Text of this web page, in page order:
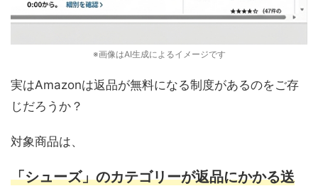
※画像はAI生成によるイメージです
実はAmazonは返品が無料になる制度があるのをご存
じだろうか？
対象商品は、
「シューズ」のカテゴリーが返品にかかる送